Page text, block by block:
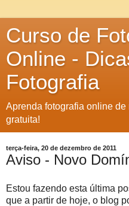
Curso de
Online -
Fotografia
Aprenda fotografia online
gratuita!
terça-feira, 20 de dezembro de 2011
Aviso - Novo
Estou fazendo esta última
que a partir de hoje, o blog